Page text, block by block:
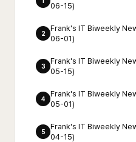
06-15)
2
Frank's IT Biweekly
06-01)
3
Frank's IT Biweekly
05-15)
4
Frank's IT Biweekly
05-01)
5
Frank's IT Biweekly
04-15)